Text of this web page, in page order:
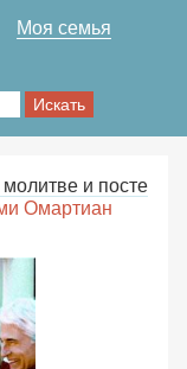
Моя семья
молитве и посте
Омартиан